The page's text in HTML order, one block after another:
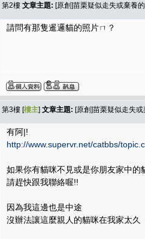
第2樓 文章主題: [原創]苗栗疑似走失或棄養
請問有那隻暹邏貓的照片ㄇ？
第3樓 [樓主] 文章主題: [原創]苗栗疑似走失
有阿|!
http://www.supervr.net/catbbs/
如果你有貓咪不見或是你朋友家中的
請趕快跟我聯絡喔!!
因為我這邊也是中途
沒辦法讓這麼親人的貓咪在我家太久